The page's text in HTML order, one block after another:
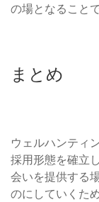
の場となること
まとめ
ウェルハンティ
採用形態を確立
会いを提供する
のにしていくた